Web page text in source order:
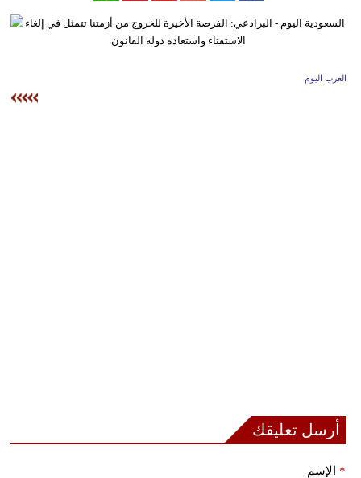
ديكور
فيديو
العرب اليوم
أرسل تعليقك
الإسم *